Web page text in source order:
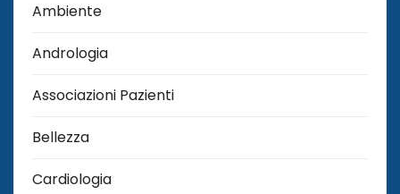
Ambiente
Andrologia
Associazioni Pazienti
Bellezza
Cardiologia